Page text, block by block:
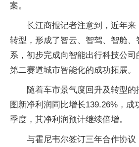
案。
长江商报记者注意到，近年
转型，形成了智云、智驾、智舱
系，初步完成向智能出行科技公司
第二赛道城市智能化的成功拓展。
随着车市景气度回升及转型的
图新净利润同比增长139.26%，成
季度，其净利润预计继续倍增。
与霍尼韦尔签订三年合作协议